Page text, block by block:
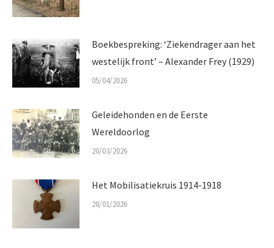
Boekbespreking: ‘Ziekendrager aan het
westelijk front’ – Alexander Frey (1929)
05/04/2026
Geleidehonden en de Eerste
Wereldoorlog
20/03/2026
Het Mobilisatiekruis 1914-1918
28/01/2026